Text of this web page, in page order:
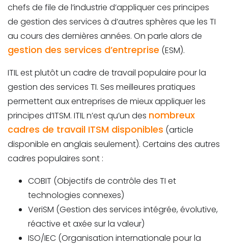
chefs de file de l’industrie d’appliquer ces principes
de gestion des services à d’autres sphères que les TI
au cours des dernières années. On parle alors de
gestion des services d’entreprise (ESM).
ITIL est plutôt un cadre de travail populaire pour la
gestion des services TI. Ses meilleures pratiques
permettent aux entreprises de mieux appliquer les
principes d’ITSM. ITIL n’est qu’un des nombreux
cadres de travail ITSM disponibles (article
disponible en anglais seulement). Certains des autres
cadres populaires sont :
COBIT (Objectifs de contrôle des TI et
technologies connexes)
VeriSM (Gestion des services intégrée, évolutive,
réactive et axée sur la valeur)
ISO/IEC (Organisation internationale pour la